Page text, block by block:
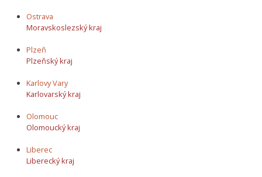
Ostrava
Moravskoslezský kraj
Plzeň
Plzeňský kraj
Karlovy Vary
Karlovarský kraj
Olomouc
Olomoucký kraj
Liberec
Liberecký kraj